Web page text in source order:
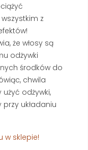
z
że włosy są
odżywki
środków do
chwila
odżywki,
układaniu
w sklepie!